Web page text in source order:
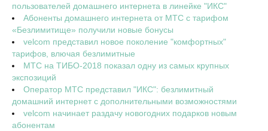
пользователей домашнего интернета в линейке "ИКС"
Абоненты домашнего интернета от МТС с тарифом
«Безлимитище» получили новые бонусы
velcom представил новое поколение "комфортных"
тарифов, влючая безлимитные
МТС на ТИБО-2018 показал одну из самых крупных
экспозиций
Оператор МТС представил "ИКС": безлимитный
домашний интернет с дополнительными возможностями
velcom начинает раздачу новогодних подарков новым
абонентам